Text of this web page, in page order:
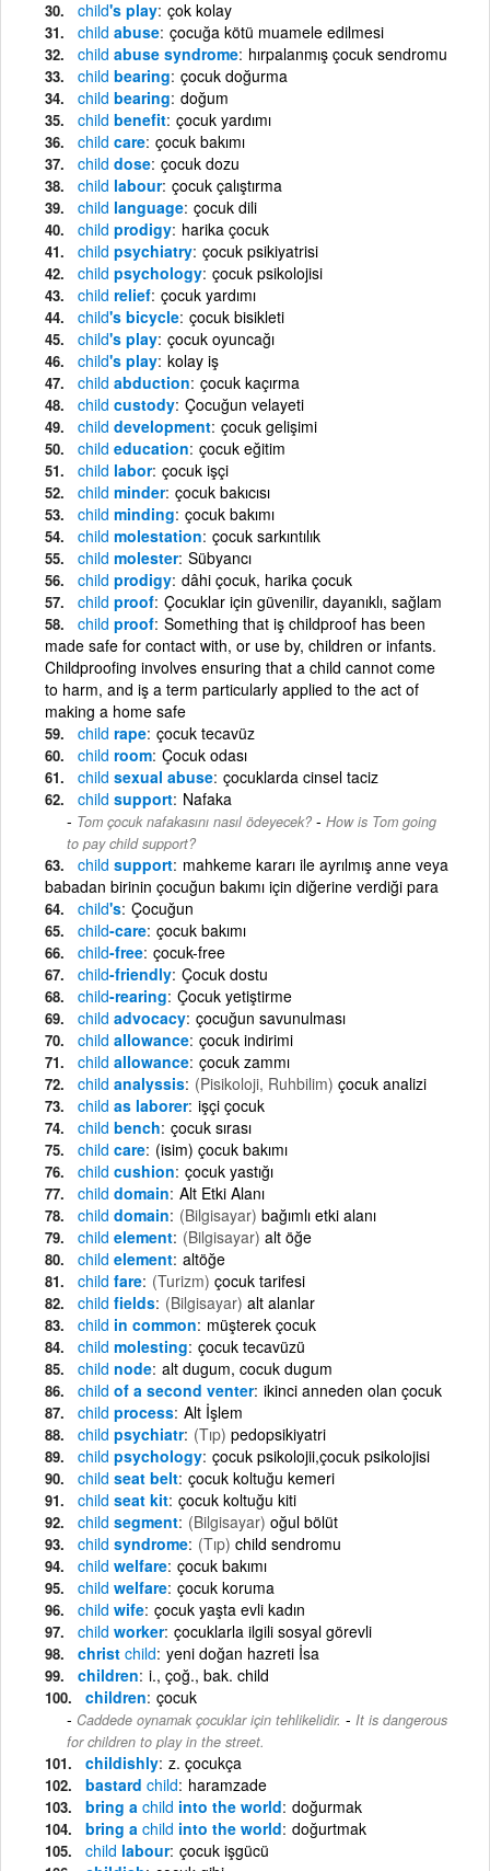
child's play çok kolay
child abuse çocuğa kötü muamele edilmesi
child abuse syndrome hırpalanmış çocuk sendromu
child bearing çocuk doğurma
child bearing doğum
child benefit çocuk yardımı
child care çocuk bakımı
child dose çocuk dozu
child labour çocuk çalıştırma
child language çocuk dili
child prodigy harika çocuk
child psychiatry çocuk psikiyatrisi
child psychology çocuk psikolojisi
child relief çocuk yardımı
child's bicycle çocuk bisikleti
child's play çocuk oyuncağı
child's play kolay iş
child abduction çocuk kaçırma
child custody Çocuğun velayeti
child development çocuk gelişimi
child education çocuk eğitim
child labor çocuk işçi
child minder çocuk bakıcısı
child minding çocuk bakımı
child molestation çocuk sarkıntılık
child molester Sübyancı
child prodigy dâhi çocuk, harika çocuk
child proof Çocuklar için güvenilir, dayanıklı, sağlam
child proof Something that iş childproof has been
made safe for contact with, or use by, children or infants.
Childproofing involves ensuring that a child cannot come
to harm, and iş a term particularly applied to the act of
making a home safe
child rape çocuk tecavüz
child room Çocuk odası
child sexual abuse çocuklarda cinsel taciz
child support Nafaka
Tom çocuk nafakasını nasıl ödeyecek? - How is Tom going
to pay child support?
child support mahkeme kararı ile ayrılmış anne veya
babadan birinin çocuğun bakımı için diğerine verdiği para
child's Çocuğun
child-care çocuk bakımı
child-free çocuk-free
child-friendly Çocuk dostu
child-rearing Çocuk yetiştirme
child advocacy çocuğun savunulması
child allowance çocuk indirimi
child allowance çocuk zammı
child analyssis (Pisikoloji, Ruhbilim) çocuk analizi
child as laborer işçi çocuk
child bench çocuk sırası
child care (isim) çocuk bakımı
child cushion çocuk yastığı
child domain Alt Etki Alanı
child domain (Bilgisayar) bağımlı etki alanı
child element (Bilgisayar) alt öğe
child element altöğe
child fare (Turizm) çocuk tarifesi
child fields (Bilgisayar) alt alanlar
child in common müşterek çocuk
child molesting çocuk tecavüzü
child node alt dugum, cocuk dugum
child of a second venter ikinci anneden olan çocuk
child process Alt İşlem
child psychiatr (Tıp) pedopsikiyatri
child psychology çocuk psikolojii,çocuk psikolojisi
child seat belt çocuk koltuğu kemeri
child seat kit çocuk koltuğu kiti
child segment (Bilgisayar) oğul bölüt
child syndrome (Tıp) child sendromu
child welfare çocuk bakımı
child welfare çocuk koruma
child wife çocuk yaşta evli kadın
child worker çocuklarla ilgili sosyal görevli
christ child yeni doğan hazreti İsa
children i., çoğ., bak. child
children çocuk
Caddede oynamak çocuklar için tehlikelidir. - It is dangerous
for children to play in the street.
childishly z. çocukça
bastard child haramzade
bring a child into the world doğurmak
bring a child into the world doğurtmak
child labour çocuk işgücü